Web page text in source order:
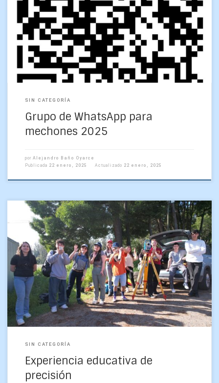
Si eres alumno o alumna de primer año de la generación
2025, escanea este código para que ingreses al grupo de
apoyo a los estudiantes. […]
SIN CATEGORÍA
Grupo de WhatsApp para
mechones 2025
por Alejandro Baño Oyarce
Publicada 22 enero, 2025 Actualizado 22 enero, 2025
Diecisiete estudiantes del curso Fundamentos en Geodesia y
Topografía, perteneciente al Departamento de Geofísica de
la Universidad de Concepción (UdeC), participaron en una
salida a […]
SIN CATEGORÍA
Experiencia educativa de
precisión